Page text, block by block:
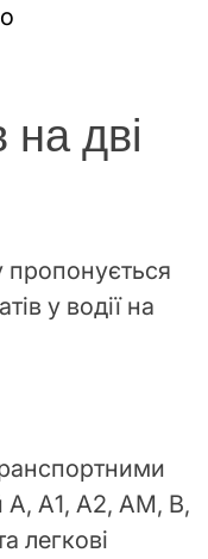
на дві
у водії на
А, А1, А2, АМ, В,
легкові